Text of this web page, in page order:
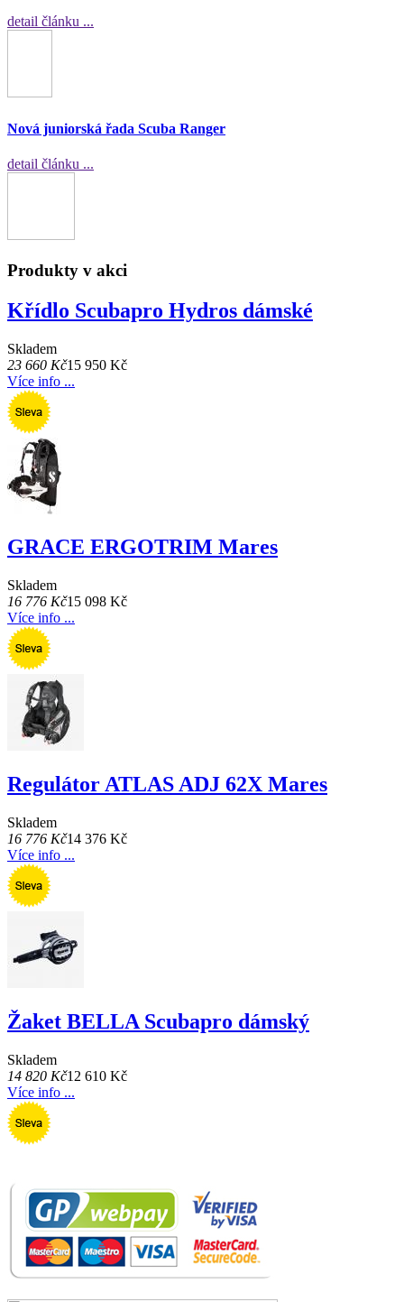
detail článku ...
Nová juniorská řada Scuba Ranger
detail článku ...
Produkty v akci
Křídlo Scubapro Hydros dámské
Skladem
23 660 Kč15 950 Kč
Více info ...
GRACE ERGOTRIM Mares
Skladem
16 776 Kč15 098 Kč
Více info ...
Regulátor ATLAS ADJ 62X Mares
Skladem
16 776 Kč14 376 Kč
Více info ...
Žaket BELLA Scubapro dámský
Skladem
14 820 Kč12 610 Kč
Více info ...